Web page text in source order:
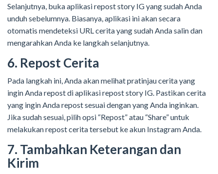
Selanjutnya, buka aplikasi repost story IG yang sudah Anda
unduh sebelumnya. Biasanya, aplikasi ini akan secara
otomatis mendeteksi URL cerita yang sudah Anda salin dan
mengarahkan Anda ke langkah selanjutnya.
6. Repost Cerita
Pada langkah ini, Anda akan melihat pratinjau cerita yang
ingin Anda repost di aplikasi repost story IG. Pastikan cerita
yang ingin Anda repost sesuai dengan yang Anda inginkan.
Jika sudah sesuai, pilih opsi “Repost” atau “Share” untuk
melakukan repost cerita tersebut ke akun Instagram Anda.
7. Tambahkan Keterangan dan
Kirim